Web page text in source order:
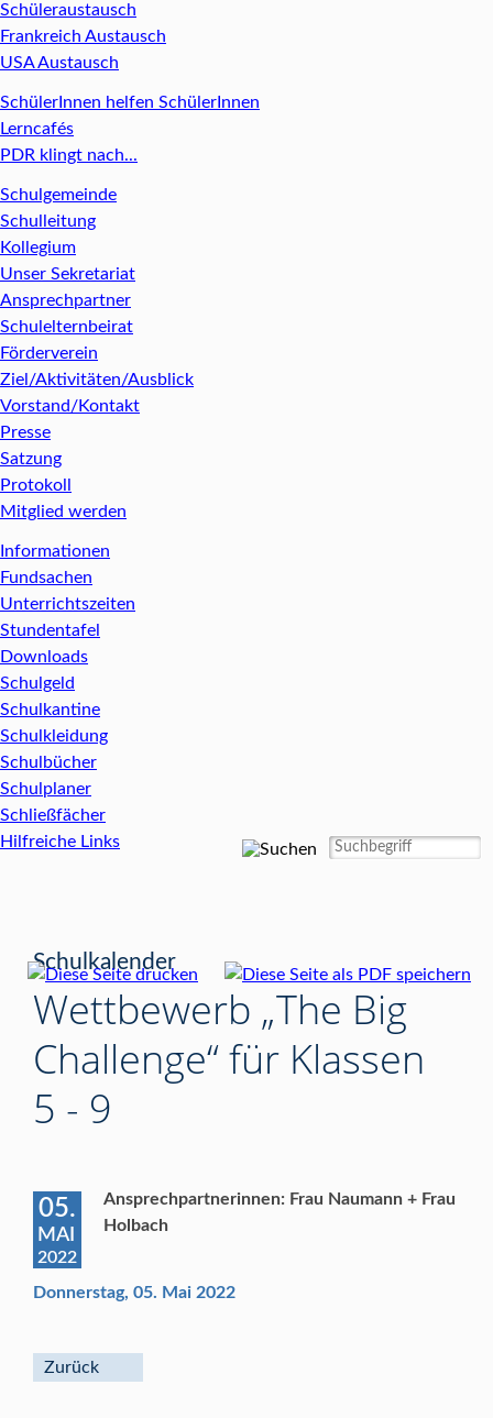
Schüleraustausch
Frankreich Austausch
USA Austausch
SchülerInnen helfen SchülerInnen
Lerncafés
PDR klingt nach...
Schulgemeinde
Schulleitung
Kollegium
Unser Sekretariat
Ansprechpartner
Schulelternbeirat
Förderverein
Ziel/Aktivitäten/Ausblick
Vorstand/Kontakt
Presse
Satzung
Protokoll
Mitglied werden
Informationen
Fundsachen
Unterrichtszeiten
Stundentafel
Downloads
Schulgeld
Schulkantine
Schulkleidung
Schulbücher
Schulplaner
Schließfächer
Hilfreiche Links
Schulkalender
Wettbewerb „The Big
Challenge“ für Klassen
5 - 9
05.
MAI
2022
Ansprechpartnerinnen: Frau Naumann + Frau
Holbach
Donnerstag, 05. Mai 2022
Zurück